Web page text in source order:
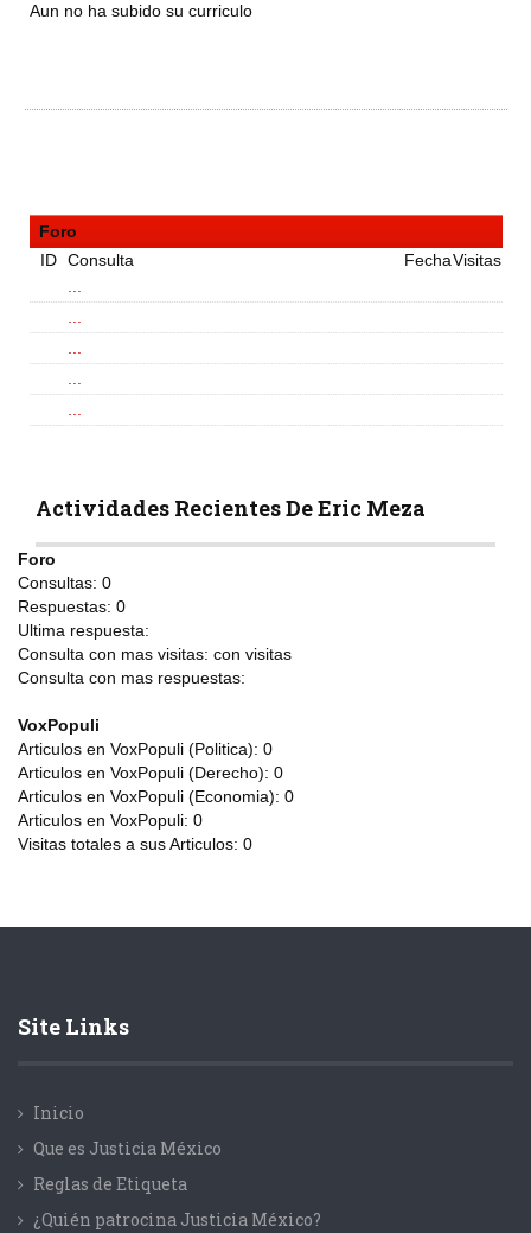
Aun no ha subido su curriculo
Foro
ID Consulta FechaVisitas
Actividades Recientes De Eric Meza
Foro
Consultas: 0
Respuestas: 0
Ultima respuesta:
Consulta con mas visitas: con visitas
Consulta con mas respuestas:
VoxPopuli
Articulos en VoxPopuli (Politica): 0
Articulos en VoxPopuli (Derecho): 0
Articulos en VoxPopuli (Economia): 0
Articulos en VoxPopuli: 0
Visitas totales a sus Articulos: 0
Site Links
Inicio
Que es Justicia México
Reglas de Etiqueta
¿Quién patrocina Justicia México?